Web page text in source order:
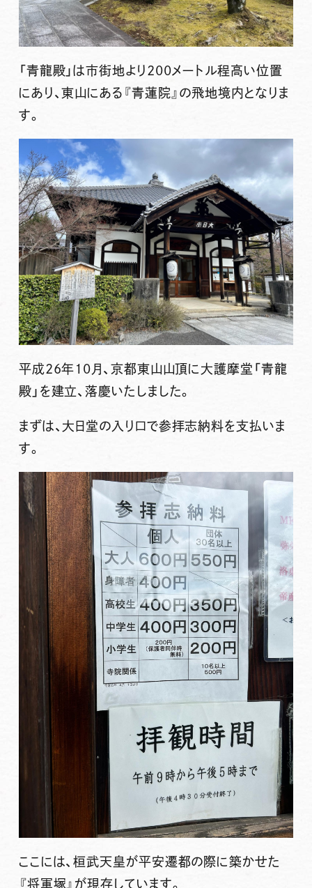
「青龍殿」は市街地より200メートル程高い位置
にあり、東山にある『青蓮院』の飛地境内となりま
す。
平成26年10月、京都東山山頂に大護摩堂「青龍
殿」を建立、落慶いたしました。
まずは、大日堂の入り口で参拝志納料を支払いま
す。
ここには、桓武天皇が平安遷都の際に築かせた
『将軍塚』 が現存しています。